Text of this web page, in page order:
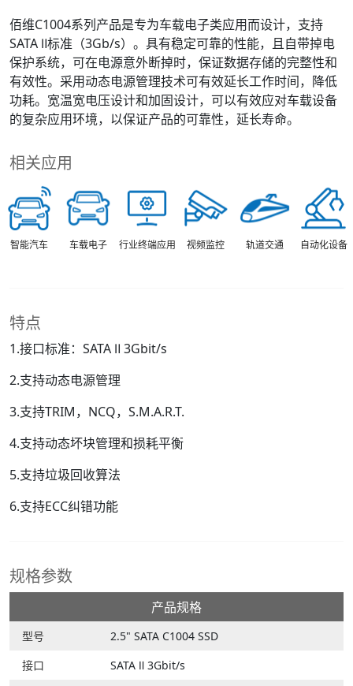
佰维C1004系列产品是专为车载电子类应用而设计，支持
SATA Ⅱ标准（3Gb/s）。具有稳定可靠的性能，且自带掉电
保护系统，可在电源意外断掉时，保证数据存储的完整性和
有效性。采用动态电源管理技术可有效延长工作时间，降低
功耗。宽温宽电压设计和加固设计，可以有效应对车载设备
的复杂应用环境，以保证产品的可靠性，延长寿命。
相关应用
智能汽车 车载电子 行业终端应用 视频监控 轨道交通 自动化设备
特点
1.接口标准：SATA Ⅱ 3Gbit/s
2.支持动态电源管理
3.支持TRIM，NCQ，S.M.A.R.T.
4.支持动态坏块管理和损耗平衡
5.支持垃圾回收算法
6.支持ECC纠错功能
规格参数
产品规格
型号
2.5" SATA C1004 SSD
接口
SATA Ⅱ 3Gbit/s